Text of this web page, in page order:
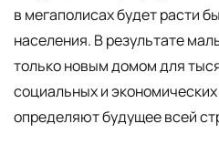
в мегаполисах будет расти
населения. В результате
только новым домом для
социальных и
определяют будущее всей